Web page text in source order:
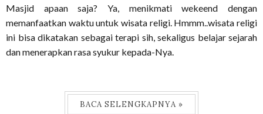
Masjid apaan saja? Ya, menikmati wekeend dengan
memanfaatkan waktu untuk wisata religi. Hmmm..wisata religi
ini bisa dikatakan sebagai terapi sih, sekaligus belajar sejarah
dan menerapkan rasa syukur kepada-Nya.
BACA SELENGKAPNYA »